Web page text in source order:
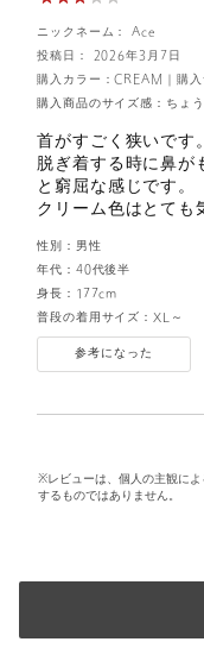
ニックネーム： Ace
投稿日： 2026年3月7日
購入
購入カラー：CREAM
購入商品のサイズ感： ちょ
首がすごく狭いです。
脱ぎ着する時に鼻が
と窮屈な感じです。
クリーム色はとても
性別： 男性
年代： 40代後半
身長： 177cm
普段の着用サイズ： XL～
参考になった
※レビューは、個人の主観に
するものではありません。